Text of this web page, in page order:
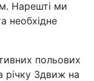
Нарешті ми
необхідне
польових
річку Здвиж на